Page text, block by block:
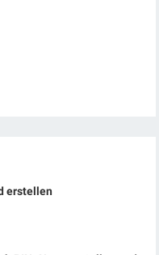
erstellen